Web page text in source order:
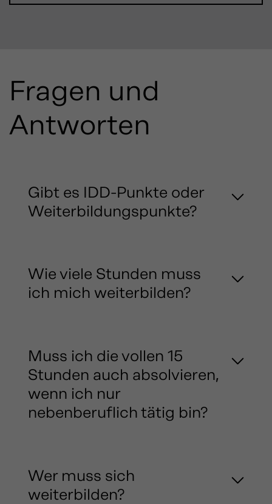
Fragen und
Antworten
Gibt es IDD-Punkte oder
Weiterbildungspunkte?
Wie viele Stunden muss
ich mich weiterbilden?
Muss ich die vollen 15
Stunden auch absolvieren,
wenn ich nur
nebenberuflich tätig bin?
Wer muss sich
weiterbilden?